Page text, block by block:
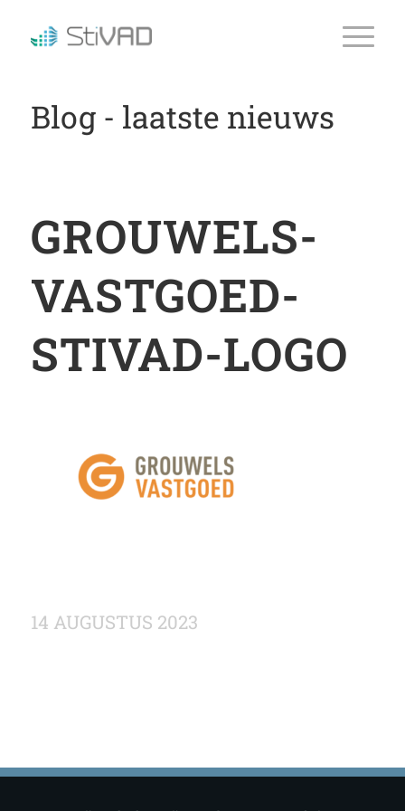
Blog - laatste nieuws
GROUWELS-
VASTGOED-
STIVAD-LOGO
14 AUGUSTUS 2023